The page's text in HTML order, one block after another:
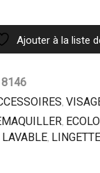
Ajouter à la liste
8146
,
, ECOLO
LAVABLE, LINGETTE